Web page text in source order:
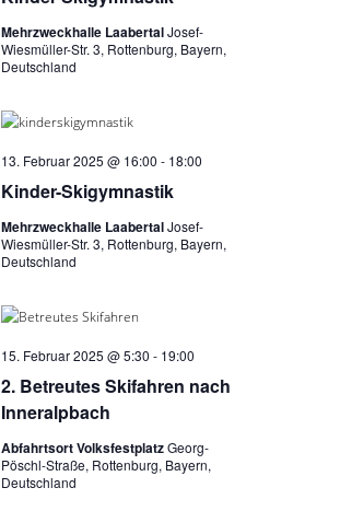
u
n
n
i
e
,
N
Mehrzweckhalle LaabertalJosef-
Wiesmüller-Str. 3, Rottenburg, Bayern,
Deutschland
Kinder-Skigymnastik
13. Februar 2025 @ 16:00 - 18:00
Mehrzweckhalle LaabertalJosef-
Wiesmüller-Str. 3, Rottenburg, Bayern,
Deutschland
2. Betreutes Skifahren nach
Inneralpbach
15. Februar 2025 @ 5:30 - 19:00
Abfahrtsort VolksfestplatzGeorg-
Pöschl-Straße, Rottenburg, Bayern,
Deutschland